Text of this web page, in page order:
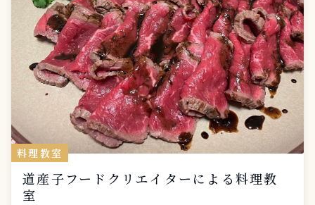
料理教室
道産子フードクリエイターによる料理教
室